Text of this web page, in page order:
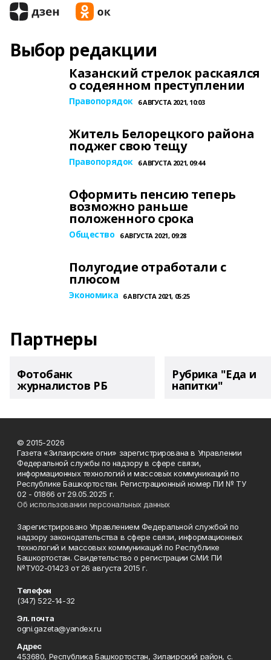
Выбор редакции
Казанский стрелок раскаялся
о содеянном преступлении
Правопорядок 6 АВГУСТА 2021, 10:03
Житель Белорецкого района
поджег свою тещу
Правопорядок 6 АВГУСТА 2021, 09:44
Оформить пенсию теперь
возможно раньше
положенного срока
Общество 6 АВГУСТА 2021, 09:28
Полугодие отработали с
плюсом
Экономика 6 АВГУСТА 2021, 05:25
Партнеры
Фотобанк
журналистов РБ
Рубрика "Еда и
напитки"
© 2015-2026
Газета «Зилаирские огни» зарегистрирована в Управлении
Федеральной службы по надзору в сфере связи,
информационных технологий и массовых коммуникаций по
Республике Башкортостан. Регистрационный номер ПИ № ТУ
02 - 01866 от 29.05.2025 г.
Об использовании персональных данных
Зарегистрировано Управлением Федеральной службой по
надзору законодательства в сфере связи, информационных
технологий и массовых коммуникаций по Республике
Башкортостан. Свидетельство о регистрации СМИ: ПИ
№ТУ02-01423 от 26 августа 2015 г.
Телефон
(347) 522-14-32
Эл. почта
ogni.gazeta@yandex.ru
Адрес
453680, Республика Башкортостан, Зилаирский район, с.